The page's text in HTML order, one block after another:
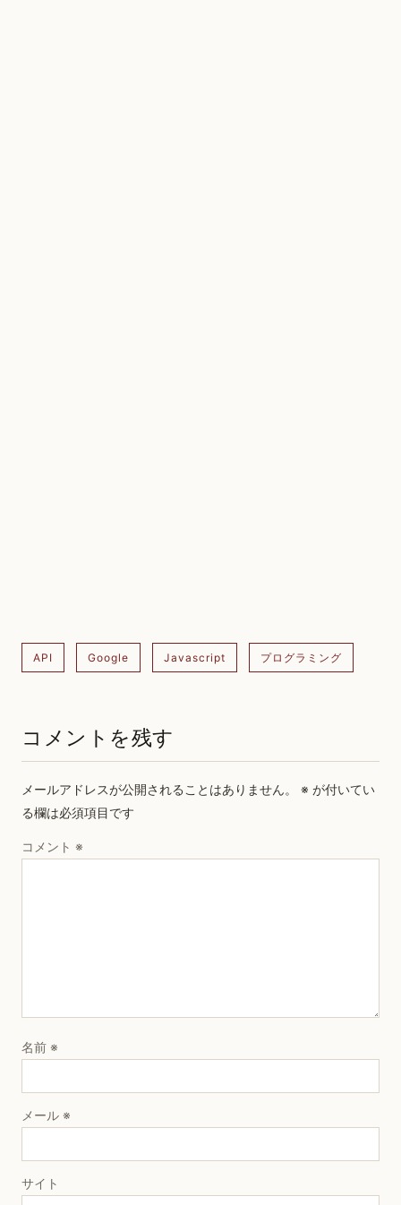
API Google Javascript プログラミング
コメントを残す
メールアドレスが公開されることはありません。 ※ が付いてい
る欄は必須項目です
コメント ※
名前 ※
メール ※
サイト